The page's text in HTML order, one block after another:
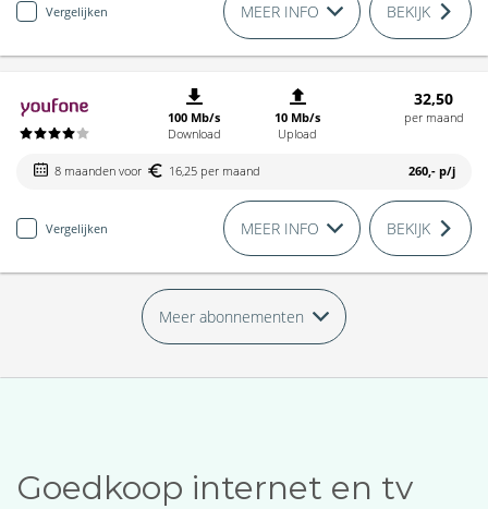
Vergelijken MEER INFO BEKIJK
100 Mb/s
Download
10 Mb/s
Upload
32,50
per maand
8 maanden voor 16,25 per maand 260,- p/j
Vergelijken MEER INFO BEKIJK
Meer abonnementen
Goedkoop internet en tv